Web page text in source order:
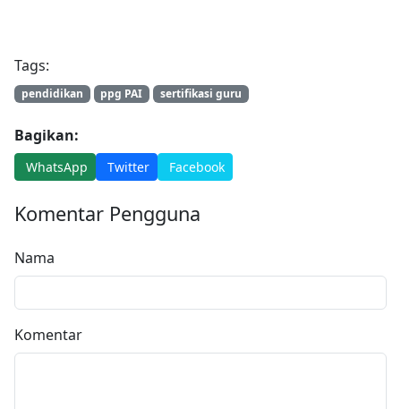
Tags:
pendidikan ppg PAI sertifikasi guru
Bagikan:
WhatsApp Twitter Facebook
Komentar Pengguna
Nama
Komentar